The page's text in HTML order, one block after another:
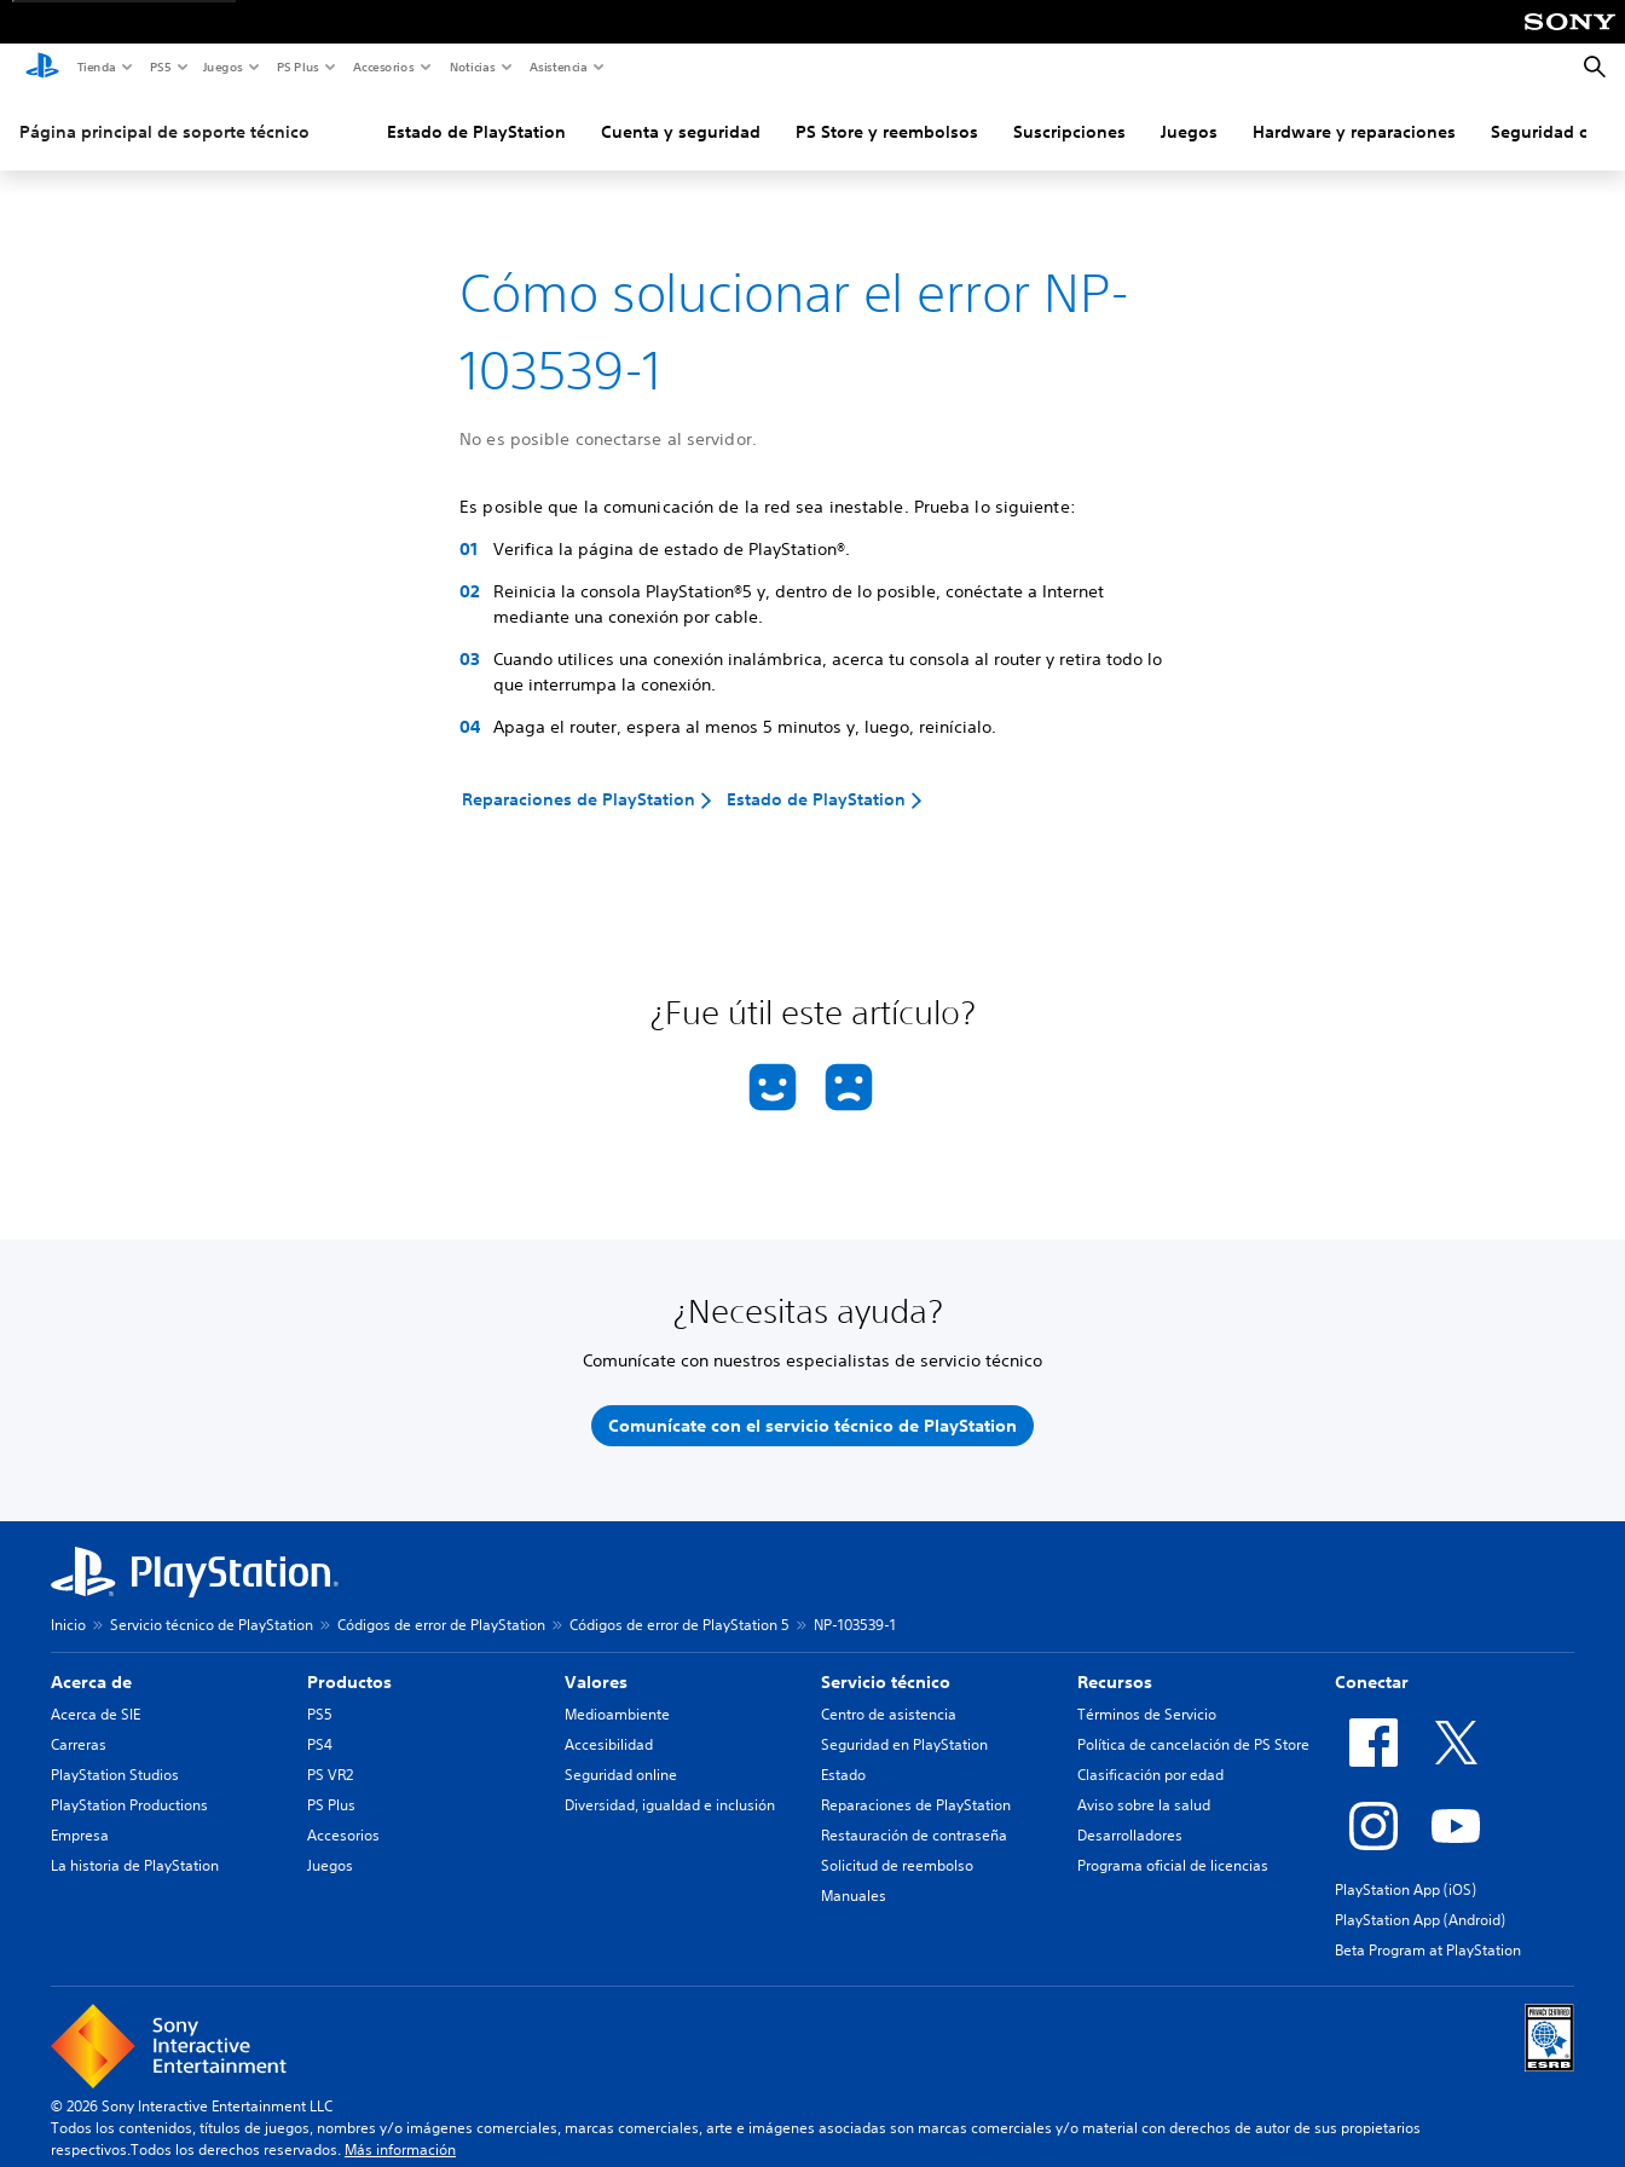
Tienda PS5 Juegos PS Plus Accesorios Noticias Asistencia
Página principal de soporte técnico Estado de PlayStation Cuenta y seguridad PS Store y reembolsos Suscripciones Juegos Hardware y reparaciones Seguridad
Cómo solucionar el error NP-
103539-1
No es posible conectarse al servidor.
Es posible que la comunicación de la red sea inestable. Prueba lo siguiente:
Verifica la página de estado de PlayStation®.
Reinicia la consola PlayStation®5 y, dentro de lo posible, conéctate a Internet
mediante una conexión por cable.
Cuando utilices una conexión inalámbrica, acerca tu consola al router y retira todo lo
que interrumpa la conexión.
Apaga el router, espera al menos 5 minutos y, luego, reinícialo.
Reparaciones de PlayStation Estado de PlayStation
¿Fue útil este artículo?
¿Necesitas ayuda?
Comunícate con nuestros especialistas de servicio técnico
Comunícate con el servicio técnico de PlayStation
Inicio Servicio técnico de PlayStation Códigos de error de PlayStation Códigos de error de PlayStation 5 NP-103539-1
Acerca de
Acerca de SIE
Carreras
PlayStation Studios
PlayStation Productions
Empresa
La historia de PlayStation
Productos
PS5
PS4
PS VR2
PS Plus
Accesorios
Juegos
Valores
Medioambiente
Accesibilidad
Seguridad online
Diversidad, igualdad e inclusión
Servicio técnico
Centro de asistencia
Seguridad en PlayStation
Estado
Reparaciones de PlayStation
Restauración de contraseña
Solicitud de reembolso
Manuales
Recursos
Términos de Servicio
Política de cancelación de PS Store
Clasificación por edad
Aviso sobre la salud
Desarrolladores
Programa oficial de licencias
Conectar
PlayStation App (iOS)
PlayStation App (Android)
Beta Program at PlayStation
© 2026 Sony Interactive Entertainment LLC
Todos los contenidos, títulos de juegos, nombres y/o imágenes comerciales, marcas comerciales, arte e imágenes asociadas son marcas comerciales y/o material con derechos de autor de sus propietarios
respectivos.Todos los derechos reservados. Más información